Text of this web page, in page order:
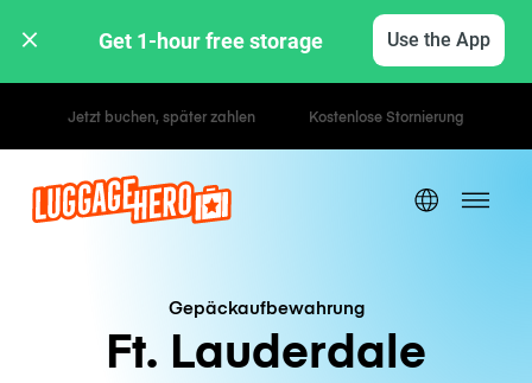
Get 1-hour free storage Use the App
Stunden- / Tagestarife
Gepäckaufbewahrung
Ft. Lauderdale